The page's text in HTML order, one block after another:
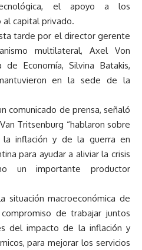
el apoyo a los
capital privado.
tarde por el director gerente
multilateral, Axel Von
Economía, Silvina Batakis,
en la sede de la
comunicado de prensa, señaló
Tritsenburg “hablaron sobre
inflación y de la guerra en
para ayudar a aliviar la crisis
un importante productor
situación macroeconómica de
de trabajar juntos
del impacto de la inflación y
para mejorar los servicios